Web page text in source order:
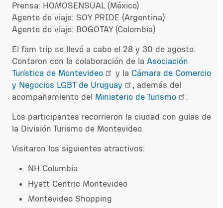
Prensa: HOMOSENSUAL (México)
Agente de viaje: SOY PRIDE (Argentina)
Agente de viaje: BOGOTAY (Colombia)
El fam trip se llevó a cabo el 28 y 30 de agosto.
Contaron con la colaboración de la Asociación
Turística de Montevideo
y la Cámara de Comercio
y Negocios LGBT de Uruguay
, además del
acompañamiento del Ministerio de Turismo
.
Los participantes recorrieron la ciudad con guías de
la División Turismo de Montevideo.
Visitaron los siguientes atractivos:
NH Columbia
Hyatt Centric Montevideo
Montevideo Shopping